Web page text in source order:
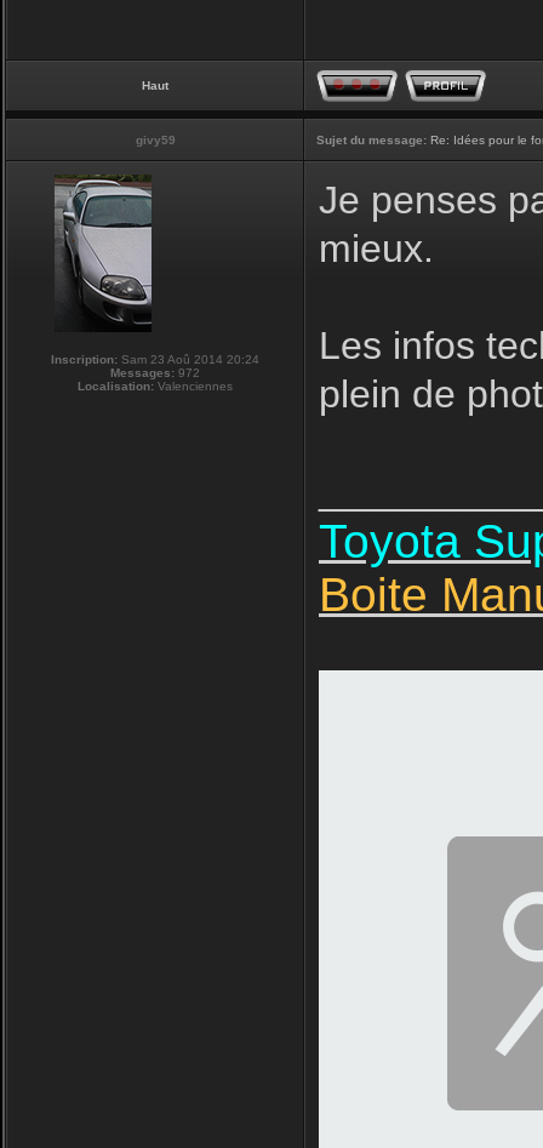
Haut
givy59 Sujet du message: Re: Idées pour le
Inscription: Sam 23 Aoû 2014 20:24
Messages: 972
Localisation: Valenciennes
Je penses
mieux.
Les infos
plein de
Toyota
Boite